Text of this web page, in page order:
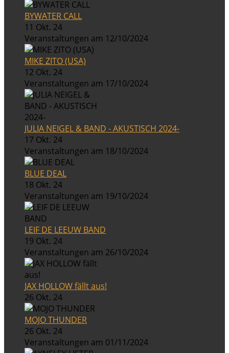
BYWATER CALL
11 Okt. 24
Veranstaltungen am 12/10/2024
MIKE ZITO (USA)
12 Okt. 24
Veranstaltungen am 17/10/2024
JULIA NEIGEL & BAND - AKUSTISCH 2024-
17 Okt. 24
Veranstaltungen am 18/10/2024
BLUE DEAL
18 Okt. 24
Veranstaltungen am 19/10/2024
LEIF DE LEEUW BAND
19 Okt. 24
Veranstaltungen am 26/10/2024
JAX HOLLOW fällt aus!
26 Okt. 24
MOJO THUNDER
26 Okt. 24
Veranstaltungen am 01/11/2024